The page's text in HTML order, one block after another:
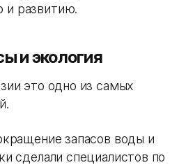
и развитию.
и экология
это одно из самых
запасов воды и
сделали специалистов по